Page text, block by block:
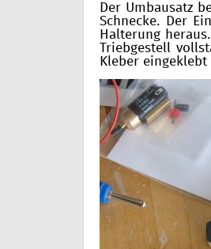
Der Umbausatz
Schnecke. Der
Halterung
Triebgestell
Kleber